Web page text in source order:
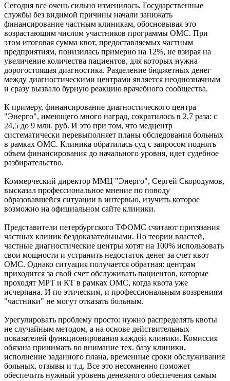
Сегодня все очень сильно изменилось. Государственные
службы без видимой причины начали занижать
финансирование частным клиникам, обосновывая это
возрастающим числом участников программы ОМС. При
этом итоговая сумма квот, предоставляемых частным
предприятиям, понизилась примерно на 12%, не взирая на
увеличение количества пациентов, для которых нужна
дорогостоящая диагностика. Разделение бюджетных денег
между диагностическими центрами является неоднозначным
и сразу вызвало бурную реакцию врачебного сообщества.
К примеру, финансирование диагностического центра
"Энерго", имеющего много наград, сократилось в 2,7 раза: с
24,5 до 9 млн. руб. И это при том, что медцентр
систематически перевыполняет планы обследования больных
в рамках ОМС. Клиника обратилась суд с запросом поднять
объем финансирования до начального уровня, идет судебное
разбирательство.
Коммерческий директор ММЦ "Энерго", Сергей Скородумов,
высказал профессиональное мнение по поводу
образовавшейся ситуации в интервью, изучить которое
возможно на официальном сайте клиники.
Представители петербургского ТФОМС считают притязания
частных клиник бездоказательными. По теории властей,
частные диагностические центры хотят на 100% использовать
свои мощности и устранить недостаток денег за счет квот
ОМС. Однако ситуация получается обратная: центрам
приходится за свой счет обслуживать пациентов, которые
проходят МРТ и КТ в рамках ОМС, когда квота уже
исчерпана. И по этическим, и профессиональным воззрениям
"частники" не могут отказать больным.
Урегулировать проблему просто: нужно распределять квоты
не случайным методом, а на основе действительных
показателей функционирования каждой клиники. Комиссия
обязана принимать во внимание тех. базу клиники,
исполнение заданного плана, временные сроки обслуживания
больных, отзывы и т.д. Все это несомненно поможет
обеспечить нужный уровень денежного обеспечения самым